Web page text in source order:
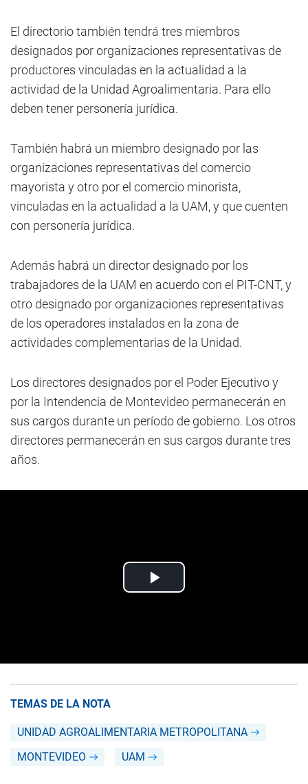
El directorio también tendrá tres miembros
designados por organizaciones representativas de
productores vinculadas en la actualidad a la
actividad de la Unidad Agroalimentaria. Para ello
deben tener personería jurídica.
También habrá un miembro designado por las
organizaciones representativas del comercio
mayorista y otro por el comercio minorista,
vinculadas en la actualidad a la UAM, y que cuenten
con personería jurídica.
Además habrá un director designado por los
trabajadores de la UAM en acuerdo con el PIT-CNT, y
otro designado por organizaciones representativas
de los operadores instalados en la zona de
actividades complementarias de la Unidad.
Los directores designados por el Poder Ejecutivo y
por la Intendencia de Montevideo permanecerán en
sus cargos durante un período de gobierno. Los otros
directores permanecerán en sus cargos durante tres
años.
TEMAS DE LA NOTA
UNIDAD AGROALIMENTARIA METROPOLITANA
MONTEVIDEO
UAM